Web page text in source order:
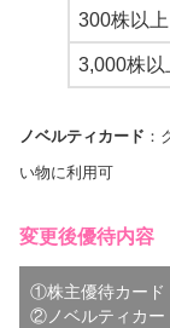
300株以上
3,000株以
ノベルティカード ：
い物に利用可
変更後優待内容
①株主優待カード
②ノベルティカー